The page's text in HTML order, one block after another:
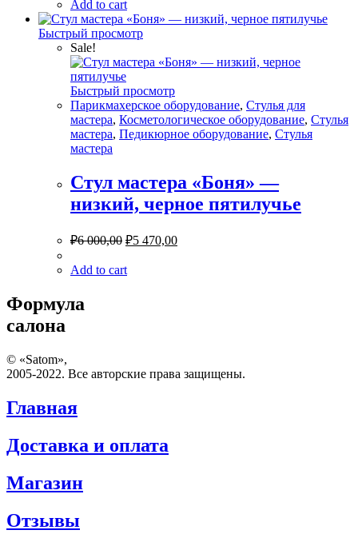
Add to cart
Быстрый просмотр
Sale!
Быстрый просмотр
Парикмахерское оборудование, Стулья для
мастера, Косметологическое оборудование, Стулья
мастера, Педикюрное оборудование, Стулья
мастера
Стул мастера «Боня» —
низкий, черное пятилучье
₽6 000,00 ₽5 470,00
Add to cart
Формула
салона
© «Satom»,
2005-2022. Все авторские права защищены.
Главная
Доставка и оплата
Магазин
Отзывы